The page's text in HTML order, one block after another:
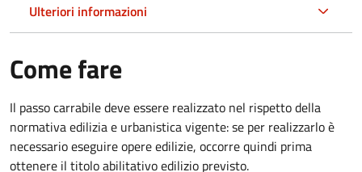
Ulteriori informazioni
Come fare
Il passo carrabile deve essere realizzato nel rispetto della
normativa edilizia e urbanistica vigente: se per realizzarlo è
necessario eseguire opere edilizie, occorre quindi prima
ottenere il titolo abilitativo edilizio previsto.